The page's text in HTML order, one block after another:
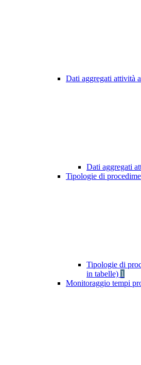
Dati aggregati attività
Dati aggregati
Tipologie di
Tipologie di
in tabelle) 1
Monitoraggio tempi